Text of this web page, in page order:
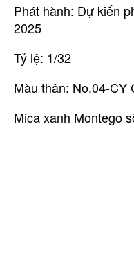
Phát hành: Dự kiến
2025
Tỷ lệ: 1/32
Màu thân: No.04-CY
Mica xanh Montego